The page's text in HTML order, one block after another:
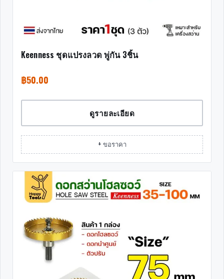
Keenness ชุดแปรงลวด พู่กัน 3ชิ้น
฿50.00
ดูรายละเอียด
+ ขอราคา